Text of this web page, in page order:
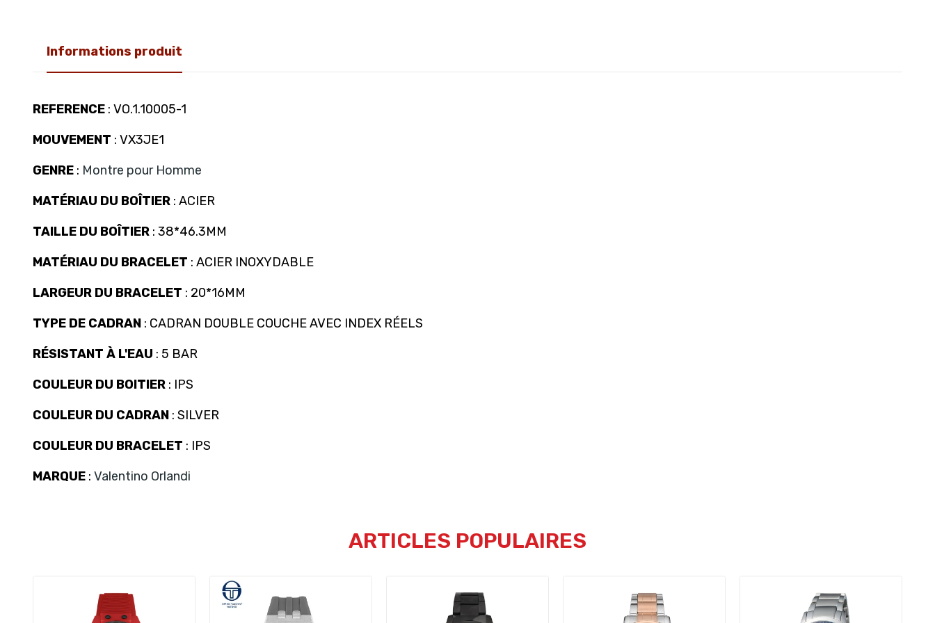
Informations produit
REFERENCE : VO.1.10005-1
MOUVEMENT : VX3JE1
GENRE : Montre pour Homme
MATÉRIAU DU BOÎTIER : ACIER
TAILLE DU BOÎTIER : 38*46.3MM
MATÉRIAU DU BRACELET : ACIER INOXYDABLE
LARGEUR DU BRACELET : 20*16MM
TYPE DE CADRAN : CADRAN DOUBLE COUCHE AVEC INDEX RÉELS
RÉSISTANT À L'EAU : 5 BAR
COULEUR DU BOITIER : IPS
COULEUR DU CADRAN : SILVER
COULEUR DU BRACELET : IPS
MARQUE : Valentino Orlandi
ARTICLES POPULAIRES